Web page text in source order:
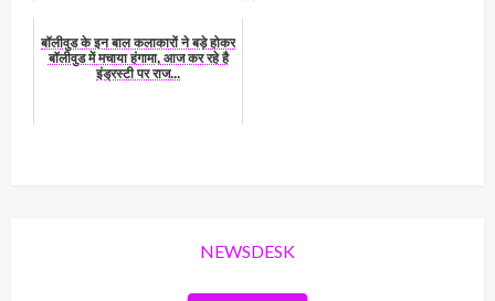
बॉलीवुड के इन बाल कलाकारों ने बड़े होकर
बॉलीवुड में मचाया हंगामा, आज कर रहे है
इंड्रस्टी पर राज...
NEWSDESK